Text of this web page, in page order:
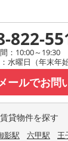
822-
：10:00～19:30
水曜日（年末年
ールでお問
貸物件を探す
影駅 六甲駅 王